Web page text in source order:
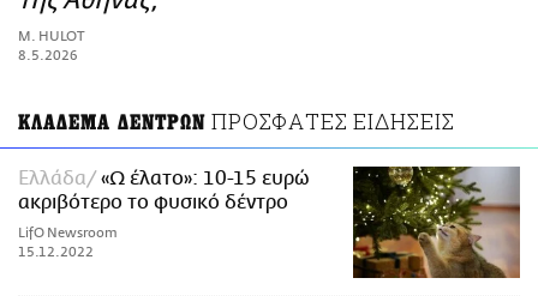
ΑΜΠΑ
PRINT
M. HULOT
8.5.2026
ΚΛΑΔΕΜΑ ΔΕΝΤΡΩΝ ΠΡΟΣΦΑΤΕΣ ΕΙΔΗΣΕΙΣ
Ελλάδα
«Ω έλατο»: 10-15 ευρώ
ακριβότερο το φυσικό δέντρο
LifO Newsroom
15.12.2022